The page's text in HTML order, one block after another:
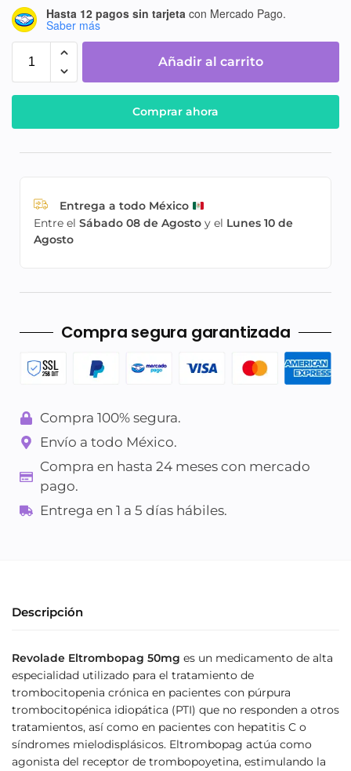
Hasta 12 pagos sin tarjeta con Mercado Pago.
Saber más
Añadir al carrito
Comprar ahora
Entrega a todo México
Entre el Sábado 08 de Agosto y el Lunes 10 de
Agosto
Compra segura garantizada
Compra 100% segura.
Envío a todo México.
Compra en hasta 24 meses con mercado
pago.
Entrega en 1 a 5 días hábiles.
Descripción
Revolade Eltrombopag 50mg es un medicamento de alta
especialidad utilizado para el tratamiento de
trombocitopenia crónica en pacientes con púrpura
trombocitopénica idiopática (PTI) que no responden a otros
tratamientos, así como en pacientes con hepatitis C o
síndromes mielodisplásicos. Eltrombopag actúa como
agonista del receptor de trombopoyetina, estimulando la